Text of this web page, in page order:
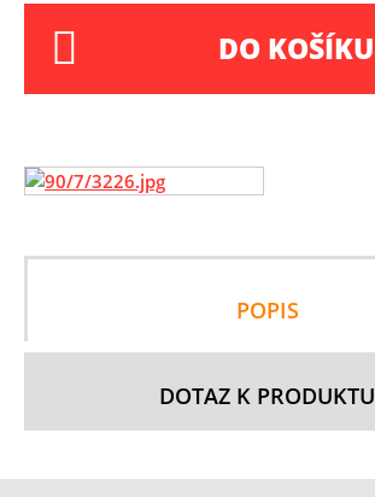
DO KOŠÍKU
POPIS
DOTAZ K PRODUKTU